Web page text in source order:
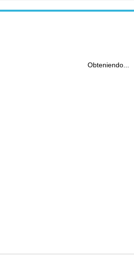
Obteniendo...